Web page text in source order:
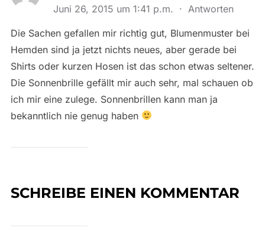
Juni 26, 2015 um 1:41 p.m. · Antworten
Die Sachen gefallen mir richtig gut, Blumenmuster bei
Hemden sind ja jetzt nichts neues, aber gerade bei
Shirts oder kurzen Hosen ist das schon etwas seltener.
Die Sonnenbrille gefällt mir auch sehr, mal schauen ob
ich mir eine zulege. Sonnenbrillen kann man ja
bekanntlich nie genug haben
SCHREIBE EINEN KOMMENTAR